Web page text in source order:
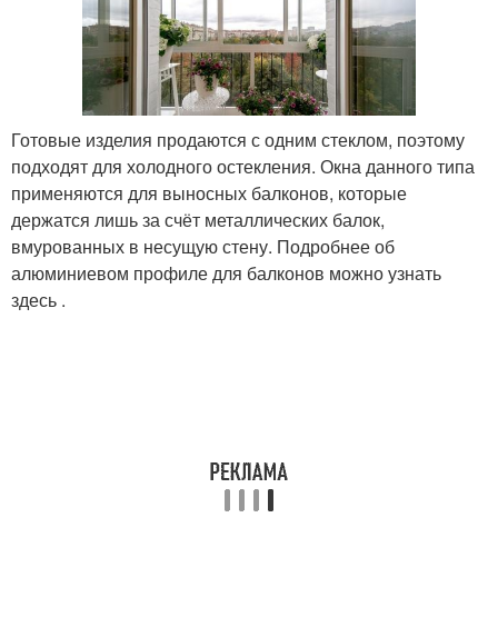
Готовые изделия продаются с одним стеклом, поэтому
подходят для холодного остекления. Окна данного типа
применяются для выносных балконов, которые
держатся лишь за счёт металлических балок,
вмурованных в несущую стену. Подробнее об
алюминиевом профиле для балконов можно узнать
здесь .